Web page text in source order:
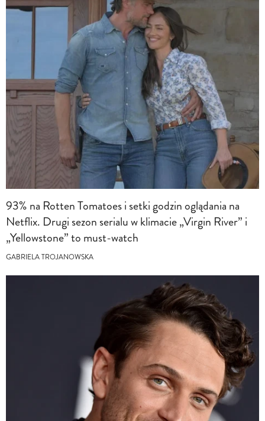
93% na Rotten Tomatoes i setki godzin oglądania na
Netflix. Drugi sezon serialu w klimacie „Virgin River” i
„Yellowstone” to must-watch
GABRIELA TROJANOWSKA